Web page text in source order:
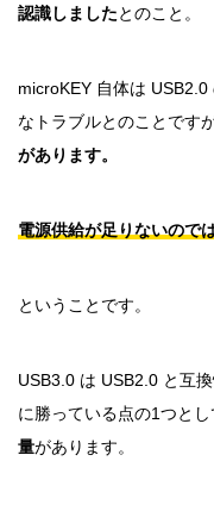
認識しましたとのこと。
microKEY 自体は
なトラブルとのことです
があります。
電源供給が足りないので
ということです。
USB3.0 は USB2.0 と互
に勝っている点の1つとし
量があります。